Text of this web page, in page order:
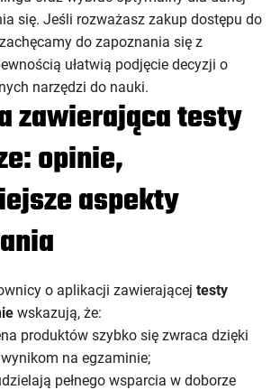
się. Jeśli rozważasz zakup dostępu do
do zapoznania się z
ułatwią podjęcie decyzji o
narzędzi do nauki.
zawierająca testy
opinie,
aspekty
o aplikacji zawierającej testy
wskazują, że:
produktów szybko się zwraca dzięki
na egzaminie;
pełnego wsparcia w doborze